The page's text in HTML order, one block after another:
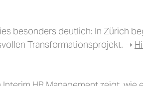
besonders deutlich: In Zürich
Transformationsprojekt. ➝